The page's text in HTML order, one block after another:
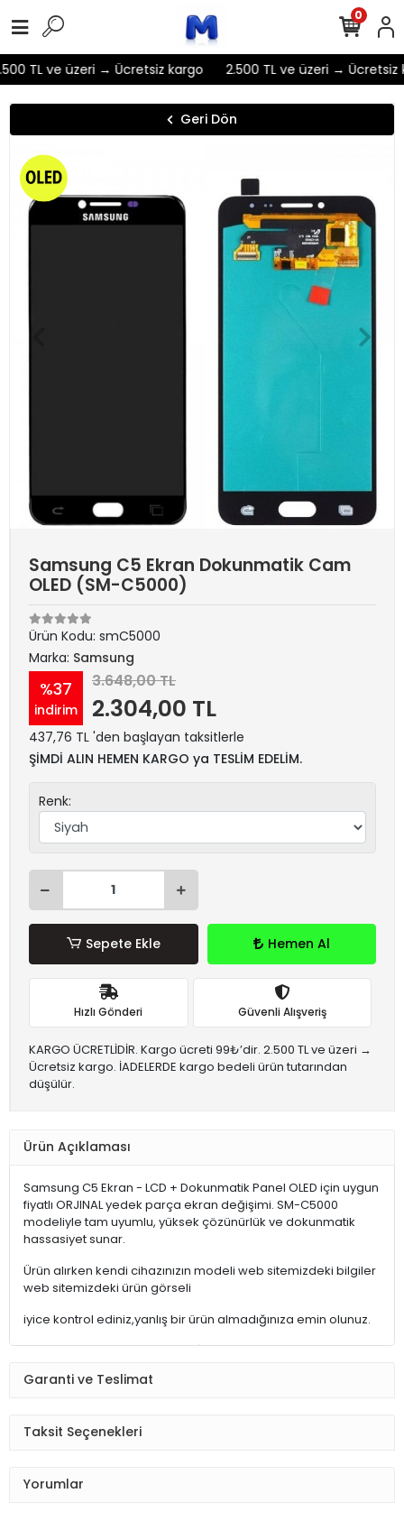
TL ve üzeri → Ücretsiz kargo 2.500 TL ve üzeri → Ücretsiz
0
Geri Dön
Samsung C5 Ekran Dokunmatik Cam
OLED (SM-C5000)
Ürün Kodu: smC5000
Marka: Samsung
%37
indirim
3.648,00 TL
2.304,00 TL
437,76 TL 'den başlayan taksitlerle
ŞİMDİ ALIN HEMEN KARGO ya TESLİM EDELİM.
Renk:
Sepete Ekle Hemen Al
Hızlı Gönderi Güvenli Alışveriş
KARGO ÜCRETLİDİR. Kargo ücreti 99₺’dir. 2.500 TL ve üzeri →
Ücretsiz kargo. İADELERDE kargo bedeli ürün tutarından
düşülür.
Ürün Açıklaması
Samsung C5 Ekran - LCD + Dokunmatik Panel OLED için uygun
fiyatlı ORJINAL yedek parça ekran değişimi. SM-C5000
modeliyle tam uyumlu, yüksek çözünürlük ve dokunmatik
hassasiyet sunar.
Ürün alırken kendi cihazınızın modeli web sitemizdeki bilgiler
web sitemizdeki ürün görseli
iyice kontrol ediniz,yanlış bir ürün almadığınıza emin olunuz.
ÜRÜNLER STOKTAN HEMEN TESLİMAT
15:30'a kadarki siparişleriniz,AYNI GÜN içinde kargoya teslim
Saat 15:30 dan sonraki kargolar,diğer iş günü kargoya teslim
Ürün sipariş verdiğinizde Sizi Sms ile bilgilendireceğiz her
Garanti ve Teslimat
Taksit Seçenekleri
Yorumlar